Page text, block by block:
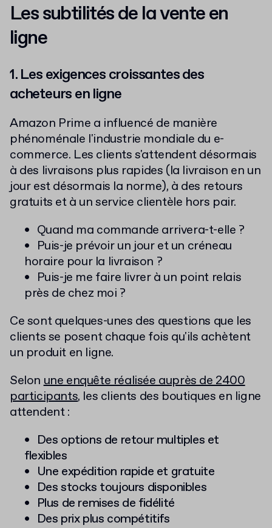
Les subtilités de la vente en
ligne
1. Les exigences croissantes des
acheteurs en ligne
Amazon Prime a influencé de manière
phénoménale l'industrie mondiale du e-
commerce. Les clients s'attendent désormais
à des livraisons plus rapides (la livraison en un
jour est désormais la norme), à des retours
gratuits et à un service clientèle hors pair.
Quand ma commande arrivera-t-elle ?
Puis-je prévoir un jour et un créneau
horaire pour la livraison ?
Puis-je me faire livrer à un point relais
près de chez moi ?
Ce sont quelques-unes des questions que les
clients se posent chaque fois qu'ils achètent
un produit en ligne.
Selonune enquête réalisée auprès de 2400
participants, les clients des boutiques en ligne
attendent :
Des options de retour multiples et
flexibles
Une expédition rapide et gratuite
Des stocks toujours disponibles
Plus de remises de fidélité
Des prix plus compétitifs